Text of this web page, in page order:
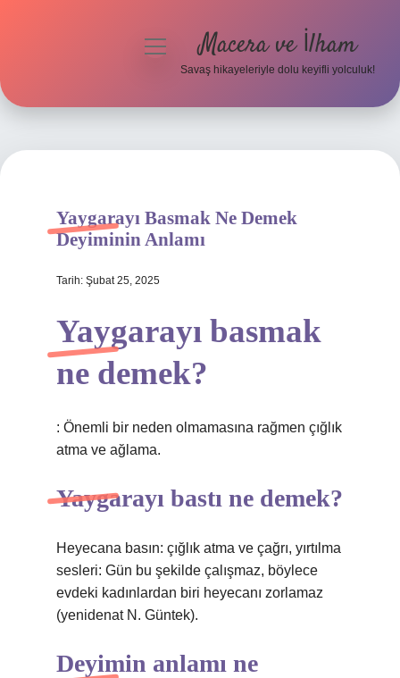
menüyüMacera ve İlham
Savaş hikayeleriyle dolu keyifli yolculuk!
Yaygarayı Basmak Ne Demek
Deyiminin Anlamı
Tarih: Şubat 25, 2025
Yaygarayı basmak
ne demek?
: Önemli bir neden olmamasına rağmen çığlık
atma ve ağlama.
Yaygarayı bastı ne demek?
Heyecana basın: çığlık atma ve çağrı, yırtılma
sesleri: Gün bu şekilde çalışmaz, böylece
evdeki kadınlardan biri heyecanı zorlamaz
(yenidenat N. Güntek).
Deyimin anlamı ne